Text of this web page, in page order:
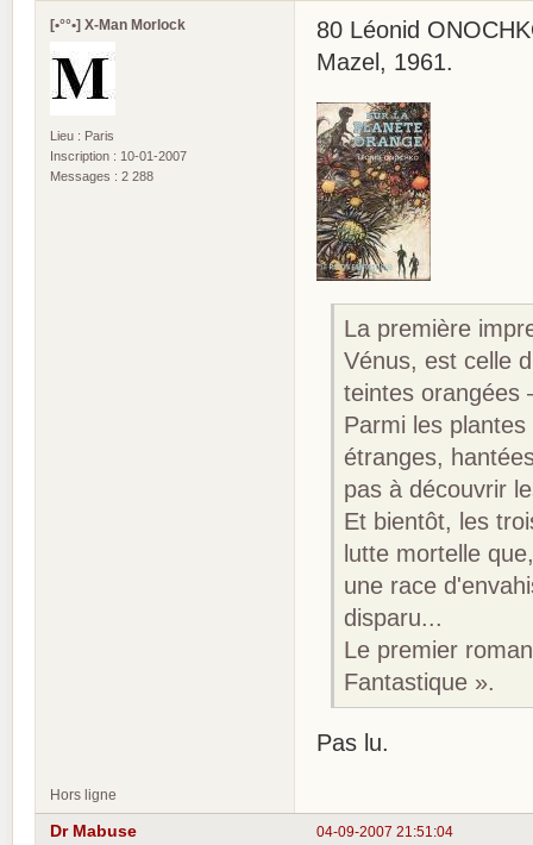
[•°°•] X-Man Morlock
Lieu : Paris
Inscription : 10-01-2007
Messages : 2 288
80 Léonid
Mazel, 1961.
La première
Vénus, est celle
teintes
Parmi les
étranges,
pas à découvrir
Et bientôt, les
lutte mortelle
une race
disparu...
Le premier
Fantastique ».
Pas lu.
Hors ligne
04-09-2007 21:51:04
Dr Mabuse